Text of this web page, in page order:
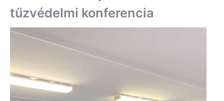
tűzvédelmi konferencia